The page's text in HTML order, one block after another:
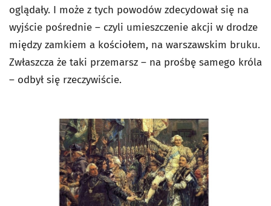
oglądały. I może z tych powodów zdecydował się na
wyjście pośrednie – czyli umieszczenie akcji w drodze
między zamkiem a kościołem, na warszawskim bruku.
Zwłaszcza że taki przemarsz – na prośbę samego króla
– odbył się rzeczywiście.